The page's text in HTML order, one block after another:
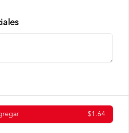
vegetales
Tallarín salteado con cerdo y vegetales.
$1.64